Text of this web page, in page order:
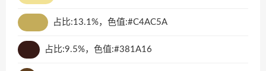
占比:13.1%，色值:#C4AC5A
占比:9.5%，色值:#381A16